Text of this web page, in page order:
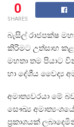
0
SHARES
බැසිල් රාජපක්ෂ
කිරිමට උත්සාහ කළ
මහතා තම පියාට
හා දේශීය වෛද්‍ය
අමාත්‍යවරයා මේ
සෞඛ්‍ය
ප්‍රකාශයක්